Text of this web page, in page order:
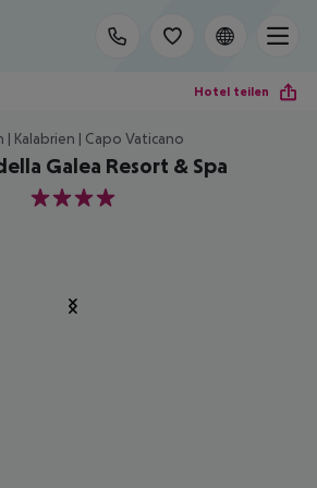
Hotel teilen
| Kalabrien | Capo Vaticano
Galea Resort & Spa
4